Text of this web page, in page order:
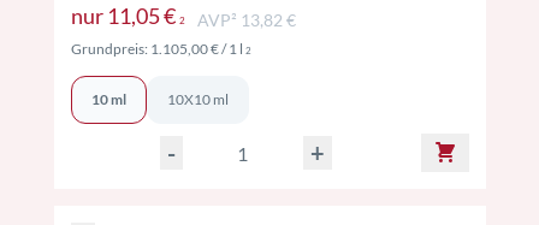
nur 11,05 € 2Preise inkl. MwSt. ggf. zzgl. Versand
AVP² 13,82 €
Grundpreis: 1.105,00 €/ 1 l 2Preise inkl. MwSt. ggf. zzgl. Versand
10 ml 10X10 ml
- +